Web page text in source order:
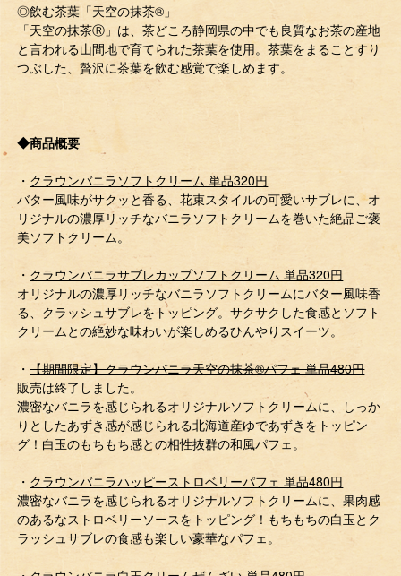
◎飲む茶葉「天空の抹茶®」
「天空の抹茶Ⓡ」は、茶どころ静岡県の中でも良質なお茶の産地
と言われる山間地で育てられた茶葉を使用。茶葉をまることすり
つぶした、贅沢に茶葉を飲む感覚で楽しめます。
◆商品概要
・ クラウンバニラソフトクリーム 単品320円
バター風味がサクッと香る、花束スタイルの可愛いサブレに、オ
リジナルの濃厚リッチなバニラソフトクリームを巻いた絶品ご褒
美ソフトクリーム。
・ クラウンバニラサブレカップソフトクリーム 単品320円
オリジナルの濃厚リッチなバニラソフトクリームにバター風味香
る、クラッシュサブレをトッピング。サクサクした食感とソフト
クリームとの絶妙な味わいが楽しめるひんやりスイーツ。
・【期間限定】クラウンバニラ天空の抹茶®パフェ 単品480円
販売は終了しました。
濃密なバニラを感じられるオリジナルソフトクリームに、しっか
りとしたあずき感が感じられる北海道産ゆであずきをトッピン
グ！白玉のもちもち感との相性抜群の和風パフェ。
・ クラウンバニラハッピーストロベリーパフェ 単品480円
濃密なバニラを感じられるオリジナルソフトクリームに、果肉感
のあるなストロベリーソースをトッピング！もちもちの白玉とク
ラッシュサブレの食感も楽しい豪華なパフェ。